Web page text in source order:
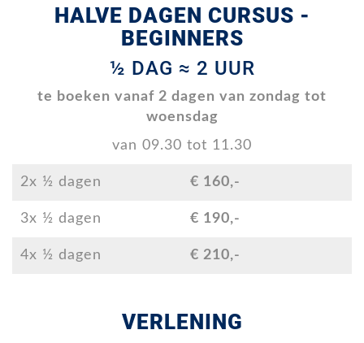
HALVE DAGEN CURSUS -
BEGINNERS
½ DAG ≈ 2 UUR
te boeken vanaf 2 dagen van zondag tot
woensdag
van 09.30 tot 11.30
2x ½ dagen € 160,-
3x ½ dagen € 190,-
4x ½ dagen € 210,-
VERLENING